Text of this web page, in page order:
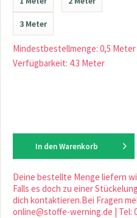
3 Meter
Mindestbestellmenge: 0,5 Meter
Verfügbarkeit: 4.3 Meter
In den Warenkorb
Deine bestellte Menge liefern
Falls es doch zu einer
dich kontaktieren.Bei Fragen
online@stoffe-werning.de | Tel: